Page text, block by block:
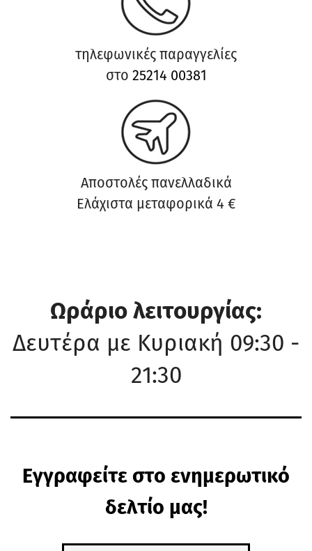
τηλεφωνικές παραγγελίες
στο 25214 00381
Αποστολές πανελλαδικά
Ελάχιστα μεταφορικά 4 €
Ωράριο λειτουργίας:
Δευτέρα με Κυριακή 09:30 -
21:30
Εγγραφείτε στο ενημερωτικό
δελτίο μας!